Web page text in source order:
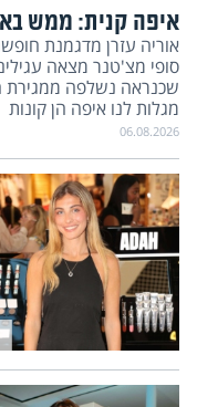
איפה קנית: ממש בא
אוריה עזרן מדגמנת
סופי מצ'טנר מצאה
שכנראה נשלפה ממגירת
מגלות לנו איפה הן קונות
06.08.2026